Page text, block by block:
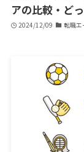
アの比較・ど
2024/12/09 転職エ